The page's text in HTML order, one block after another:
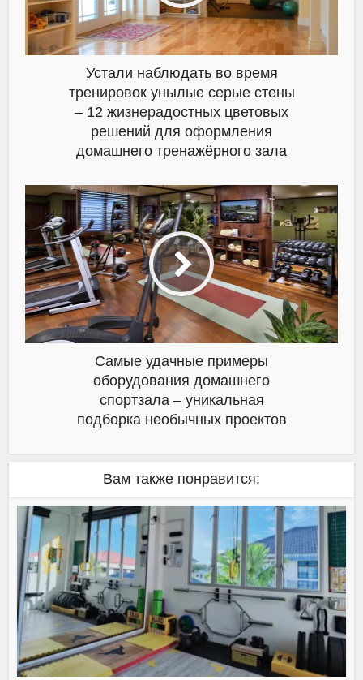
Устали наблюдать во время
тренировок унылые серые стены
– 12 жизнерадостных цветовых
решений для оформления
домашнего тренажёрного зала
Самые удачные примеры
оборудования домашнего
спортзала – уникальная
подборка необычных проектов
Вам также понравится: